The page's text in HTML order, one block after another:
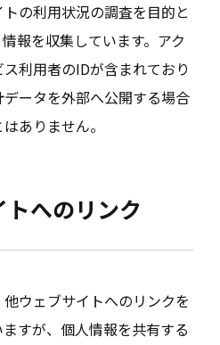
の利用状況の調査を目的と
報を収集しています。アク
利用者のIDが含まれており
ータを外部へ公開する場合
ありません。
へのリンク
ウェブサイトへのリンクを
すが、個人情報を共有する